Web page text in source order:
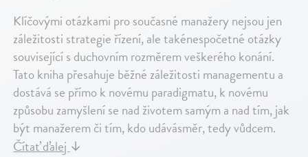
Klíčovými otázkami pro současné manažery nejsou jen
záležitosti strategie řízení, ale takénespočetné otázky
související s duchovním rozměrem veškerého konání.
Tato kniha přesahuje běžné záležitosti managementu a
dostává se přímo k novému paradigmatu, k novému
způsobu zamyšlení se nad životem samým a nad tím, jak
být manažerem či tím, kdo udávásměr, tedy vůdcem.
Čítať ďalej ↓